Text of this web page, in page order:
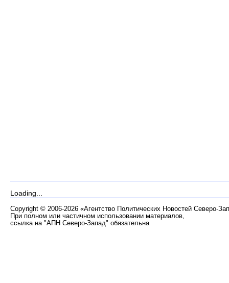
Loading...
Copyright © 2006-2026 «Агентство Политических Новостей Северо-
При полном или частичном использовании материалов,
ссылка на "АПН Северо-Запад" обязательна